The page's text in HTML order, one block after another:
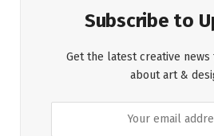
Subscribe to
Get the latest creative news
about art &